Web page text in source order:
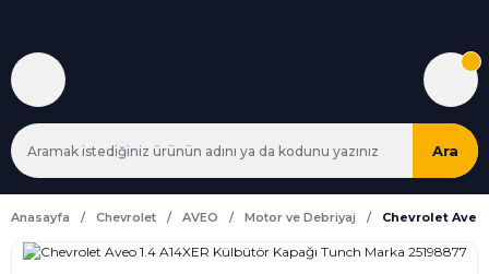
Ara
Anasayfa Chevrolet AVEO Motor ve Debriyaj Chevrolet Aveo